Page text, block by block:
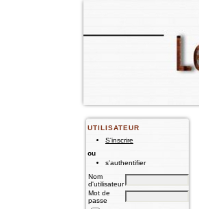
UTILISATEUR
S'inscrire
ou
s'authentifier
Nom
d'utilisateur
Mot de
passe